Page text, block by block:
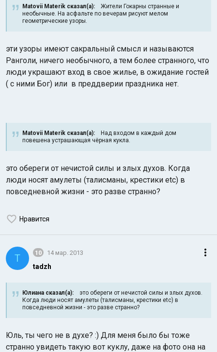
Matovii Materik сказал(а): Жители Гокарны странные и
необычные. На асфальте по вечерам рисуют мелом
геометрические узоры.
эти узоры имеют сакральный смысл и называются
Ранголи, ничего необычного, а тем более странного, что
люди украшают вход в свое жилье, в ожидание гостей
( с ними Бог) или в преддверии праздника нет.
Matovii Materik сказал(а): Над входом в каждый дом
повешена устрашающая чёрная кукла.
это обереги от нечистой силы и злых духов. Когда
люди носят амулеты (талисманы, крестики etc) в
повседневной жизни - это разве странно?
Нравится
T 10 14 мар. 2013
tadzh
Юлиана сказал(а): это обереги от нечистой силы и злых духов.
Когда люди носят амулеты (талисманы, крестики etc) в
повседневной жизни - это разве странно?
Юль, ты чего не в духе? :) Для меня было бы тоже
странно увидеть такую вот куклу, даже на фото она на